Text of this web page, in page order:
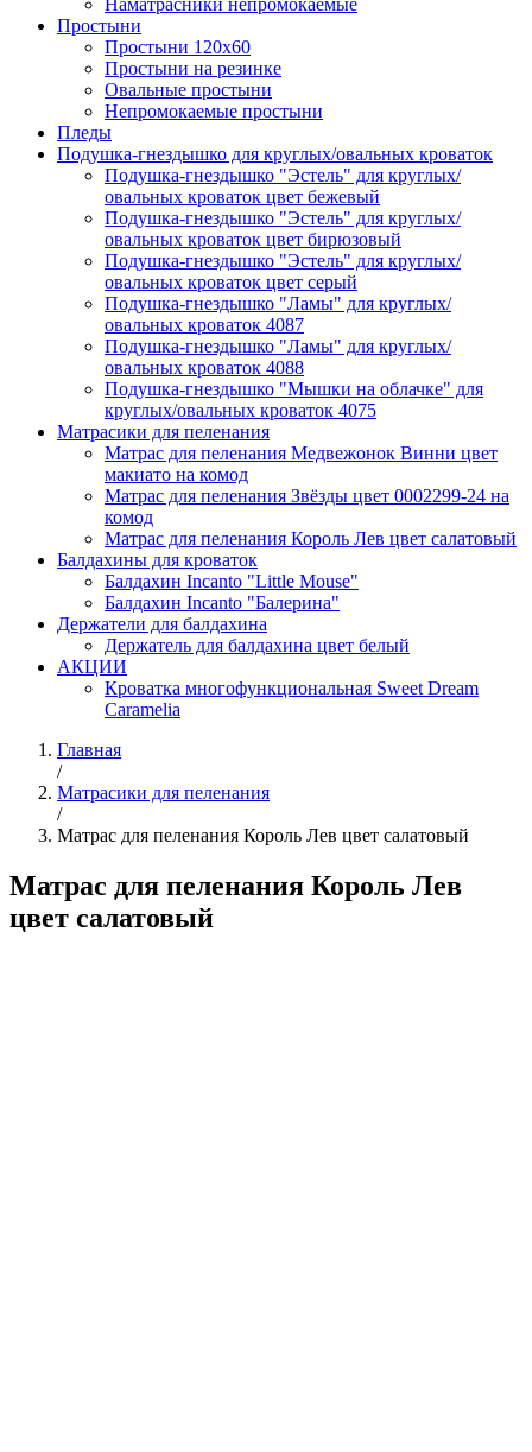
Наматрасники непромокаемые
Простыни
Простыни 120х60
Простыни на резинке
Овальные простыни
Непромокаемые простыни
Пледы
Подушка-гнездышко для круглых/овальных кроваток
Подушка-гнездышко "Эстель" для круглых/
овальных кроваток цвет бежевый
Подушка-гнездышко "Эстель" для круглых/
овальных кроваток цвет бирюзовый
Подушка-гнездышко "Эстель" для круглых/
овальных кроваток цвет серый
Подушка-гнездышко "Ламы" для круглых/
овальных кроваток 4087
Подушка-гнездышко "Ламы" для круглых/
овальных кроваток 4088
Подушка-гнездышко "Мышки на облачке" для
круглых/овальных кроваток 4075
Матрасики для пеленания
Матрас для пеленания Медвежонок Винни цвет
макиато на комод
Матрас для пеленания Звёзды цвет 0002299-24 на
комод
Матрас для пеленания Король Лев цвет салатовый
Балдахины для кроваток
Балдахин Incanto "Little Mouse"
Балдахин Incanto "Балерина"
Держатели для балдахина
Держатель для балдахина цвет белый
АКЦИИ
Кроватка многофункциональная Sweet Dream
Caramelia
Главная
/
Матрасики для пеленания
/
Матрас для пеленания Король Лев цвет салатовый
Матрас для пеленания Король Лев
цвет салатовый